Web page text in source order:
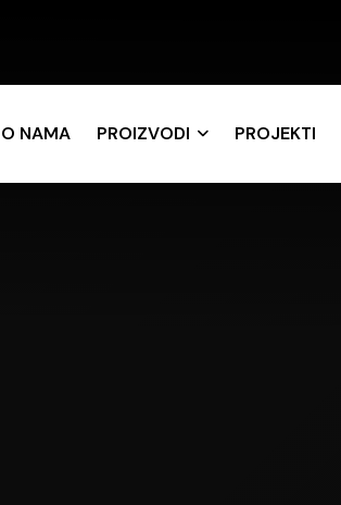
O NAMA PROIZVODI PROJEKTI